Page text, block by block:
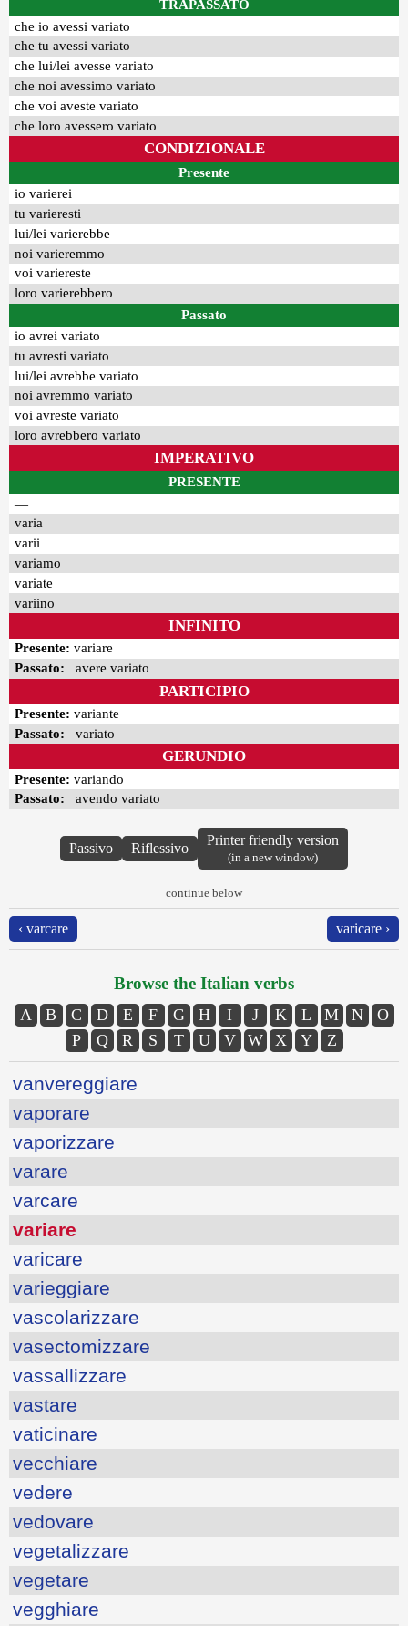
TRAPASSATO
che io avessi variato
che tu avessi variato
che lui/lei avesse variato
che noi avessimo variato
che voi aveste variato
che loro avessero variato
CONDIZIONALE
Presente
io varierei
tu varieresti
lui/lei varierebbe
noi varieremmo
voi variereste
loro varierebbero
Passato
io avrei variato
tu avresti variato
lui/lei avrebbe variato
noi avremmo variato
voi avreste variato
loro avrebbero variato
IMPERATIVO
PRESENTE
—
varia
varii
variamo
variate
variino
INFINITO
Presente: variare
Passato: avere variato
PARTICIPIO
Presente: variante
Passato: variato
GERUNDIO
Presente: variando
Passato: avendo variato
Passivo Riflessivo
Printer friendly version
(in a new window)
continue below
‹ varcare varicare ›
Browse the Italian verbs
A B C D E F G H I J K L M N
O
P
Q R S T U V W X Y Z
vanvereggiare
vaporare
vaporizzare
varare
varcare
variare
varicare
varieggiare
vascolarizzare
vasectomizzare
vassallizzare
vastare
vaticinare
vecchiare
vedere
vedovare
vegetalizzare
vegetare
vegghiare